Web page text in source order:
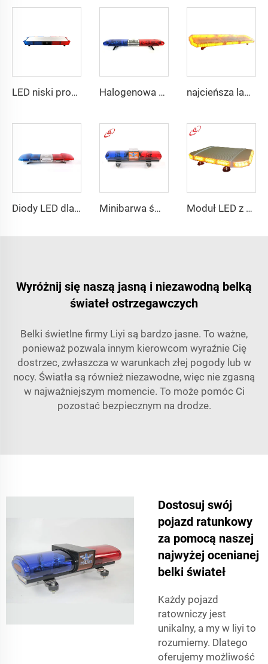
LED niski profil pojazdu samochodowego Halogenowa obracająca się belka świetlna ostrzegawcza policyjna najcieńsza lampka w czerwonym/niebieskim kolorze o szerokim kącie świecenia
Diody LED dla policyjnych pojazdów ratunkowych Minibarwa świetlna z halogenową obracającą się lampą i magnesem Moduł LED z Aluminium Ramą Lampka Migająca Ostrzegawcza Miniaturowa Taśma Świetlna
Wyróżnij się naszą jasną i niezawodną belką
świateł ostrzegawczych
Belki świetlne firmy Liyi są bardzo jasne. To ważne,
ponieważ pozwala innym kierowcom wyraźnie Cię
dostrzec, zwłaszcza w warunkach złej pogody lub w
nocy. Światła są również niezawodne, więc nie zgasną
w najważniejszym momencie. To może pomóc Ci
pozostać bezpiecznym na drodze.
Dostosuj swój
pojazd ratunkowy
za pomocą naszej
najwyżej ocenianej
belki świateł
Każdy pojazd
ratowniczy jest
unikalny, a my w liyi to
rozumiemy. Dlatego
oferujemy możliwość